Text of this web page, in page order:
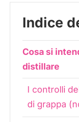
Indice
Cosa si
distillare
I controlli
di grappa